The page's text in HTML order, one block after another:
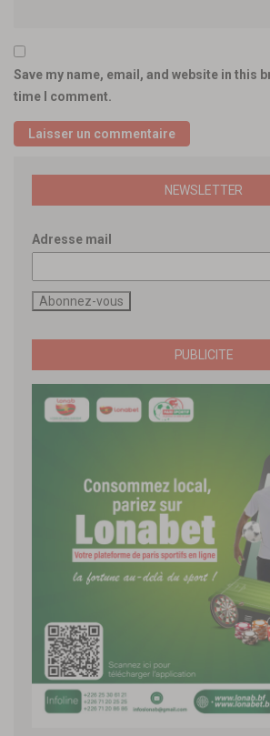
Save my name, email, and website in this
time I comment.
NEWSLETTER
Adresse mail
PUBLICITE